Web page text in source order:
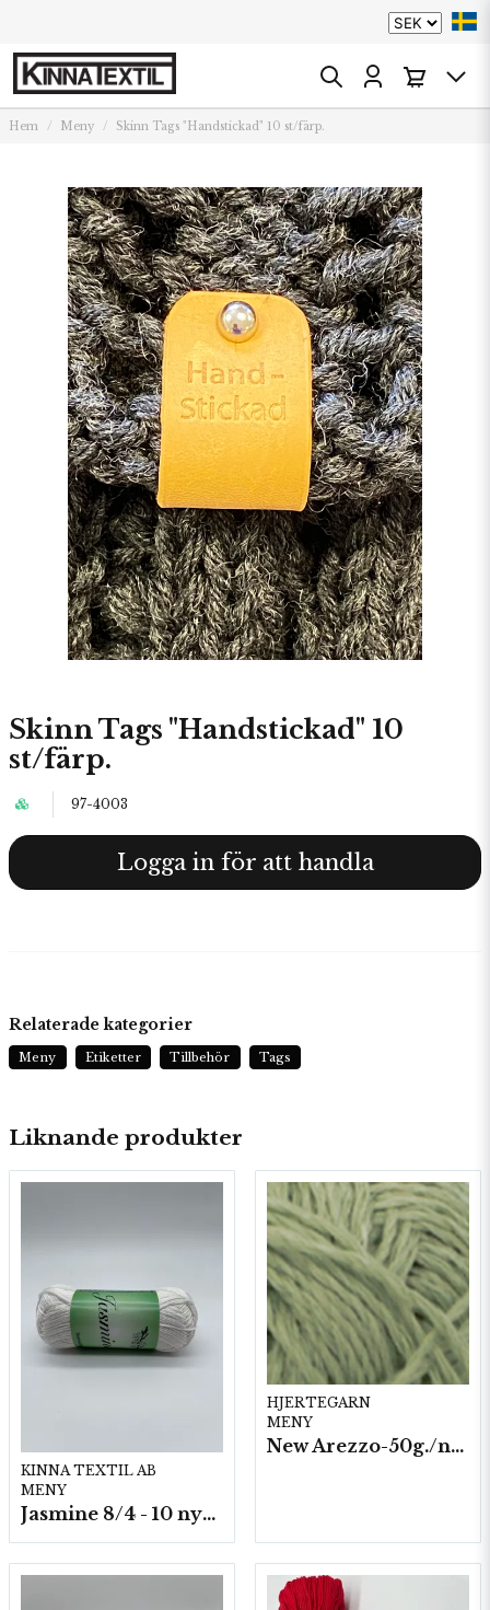
Hem Meny Skinn Tags "Handstickad" 10 st/färp.
Skinn Tags "Handstickad" 10
st/färp.
97-4003
Logga in för att handla
Liknande produkter
KINNA TEXTIL AB
MENY
Jasmine 8/4 - 10 nystan a50g./fp.
HJERTEGARN
MENY
New Arezzo-50g./nyst. 10 st/fp.
Relaterade kategorier
Meny Etiketter Tillbehör Tags